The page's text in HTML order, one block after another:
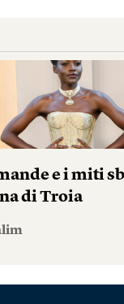
e i miti
di Troia